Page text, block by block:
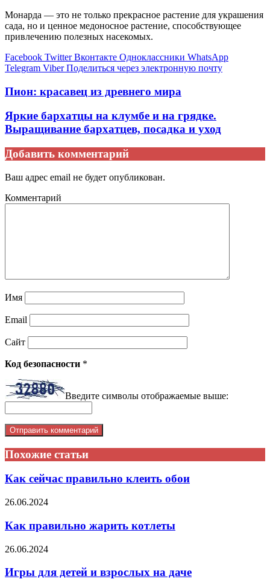
Монарда — это не только прекрасное растение для украшения
сада, но и ценное медоносное растение, способствующее
привлечению полезных насекомых.
Facebook Twitter Вконтакте Одноклассники WhatsApp
Telegram Viber Поделиться через электронную почту
Пион: красавец из древнего мира
Яркие бархатцы на клумбе и на грядке.
Выращивание бархатцев, посадка и уход
Добавить комментарий
Ваш адрес email не будет опубликован.
Комментарий
Имя
Email
Сайт
Код безопасности *
Введите символы отображаемые выше:
Похожие статьи
Как сейчас правильно клеить обои
26.06.2024
Как правильно жарить котлеты
26.06.2024
Игры для детей и взрослых на даче